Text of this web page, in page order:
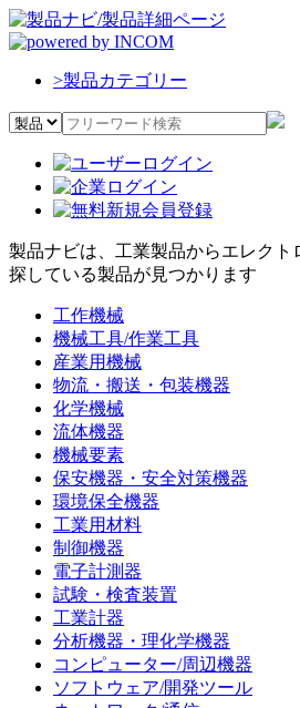
>製品カテゴリー
製品ナビは、工業製品からエレクト
探している製品が見つかります
工作機械
機械工具/作業工具
産業用機械
物流・搬送・包装機器
化学機械
流体機器
機械要素
保安機器・安全対策機器
環境保全機器
工業用材料
制御機器
電子計測器
試験・検査装置
工業計器
分析機器・理化学機器
コンピューター/周辺機器
ソフトウェア/開発ツール